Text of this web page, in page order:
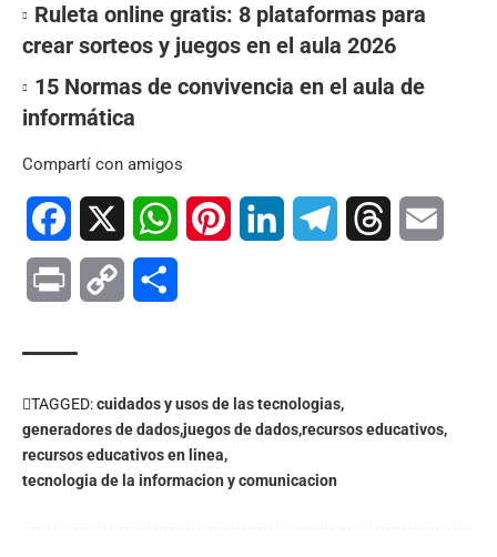
Ruleta online gratis: 8 plataformas para
crear sorteos y juegos en el aula 2026
15 Normas de convivencia en el aula de
informática
Compartí con amigos
Facebook WhatsAppPinterest LinkedIn TelegramThreads
Print Copy
TAGGED:cuidados y usos de las tecnologias
generadores de dadosjuegos de dadosrecursos educativos
recursos educativos en linea
tecnologia de la informacion y comunicacion